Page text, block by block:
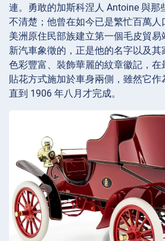
連。勇敢的加斯科涅人 Antoine 與那
不清楚；他曾在如今已是繁忙百萬
美洲原住民部族建立第一個毛皮貿
新汽車象徵的，正是他的名字以及其
色彩豐富、裝飾華麗的紋章徽記，
貼花方式施加於車身兩側，雖然它
直到 1906 年八月才完成。